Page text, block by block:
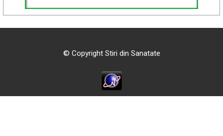
© Copyright Stiri din Sanatate